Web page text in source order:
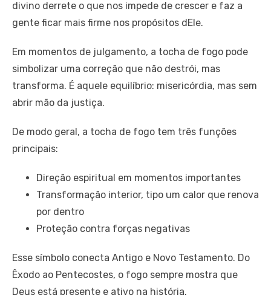
divino derrete o que nos impede de crescer e faz a
gente ficar mais firme nos propósitos dEle.
Em momentos de julgamento, a tocha de fogo pode
simbolizar uma correção que não destrói, mas
transforma. É aquele equilíbrio: misericórdia, mas sem
abrir mão da justiça.
De modo geral, a tocha de fogo tem três funções
principais:
Direção espiritual em momentos importantes
Transformação interior, tipo um calor que renova
por dentro
Proteção contra forças negativas
Esse símbolo conecta Antigo e Novo Testamento. Do
Êxodo ao Pentecostes, o fogo sempre mostra que
Deus está presente e ativo na história.